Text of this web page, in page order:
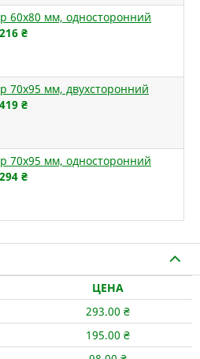
60х80 мм, односторонний
₴
70х95 мм, двухсторонний
₴
70х95 мм, односторонний
₴
ЦЕНА
293.00 ₴
195.00 ₴